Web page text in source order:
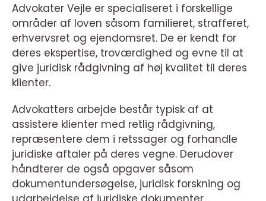
Advokater Vejle er specialiseret i forskellige
områder af loven såsom familieret, strafferet,
erhvervsret og ejendomsret. De er kendt for
deres ekspertise, troværdighed og evne til at
give juridisk rådgivning af høj kvalitet til deres
klienter.
Advokatters arbejde består typisk af at
assistere klienter med retlig rådgivning,
repræsentere dem i retssager og forhandle
juridiske aftaler på deres vegne. Derudover
håndterer de også opgaver såsom
dokumentundersøgelse, juridisk forskning og